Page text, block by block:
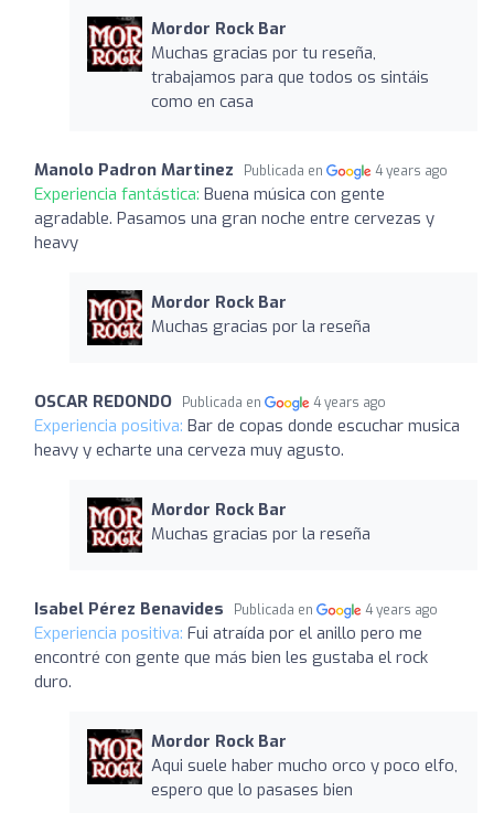
Mordor Rock Bar
Muchas gracias por tu reseña,
trabajamos para que todos os sintáis
como en casa
Manolo Padron Martinez Publicada en 4 years ago
Experiencia fantástica: Buena música con gente
agradable. Pasamos una gran noche entre cervezas y
heavy
Mordor Rock Bar
Muchas gracias por la reseña
OSCAR REDONDO Publicada en 4 years ago
Experiencia positiva: Bar de copas donde escuchar musica
heavy y echarte una cerveza muy agusto.
Mordor Rock Bar
Muchas gracias por la reseña
Isabel Pérez Benavides Publicada en 4 years ago
Experiencia positiva: Fui atraída por el anillo pero me
encontré con gente que más bien les gustaba el rock
duro.
Mordor Rock Bar
Aqui suele haber mucho orco y poco elfo,
espero que lo pasases bien